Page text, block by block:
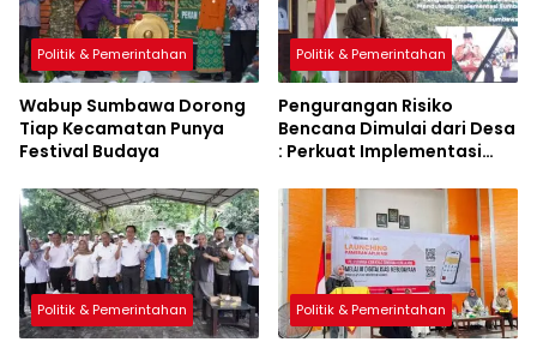
Politik & Pemerintahan
Wabup Sumbawa Dorong
Tiap Kecamatan Punya
Festival Budaya
Politik & Pemerintahan
Pengurangan Risiko
Bencana Dimulai dari Desa
: Perkuat Implementasi
Politik & Pemerintahan Politik & Pemerintahan